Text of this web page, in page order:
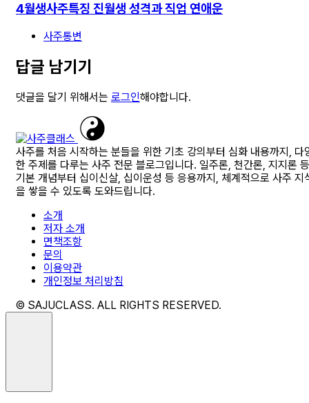
4월생사주특징 진월생 성격과 직업 연애운
사주통변
답글 남기기
댓글을 달기 위해서는 로그인해야합니다.
사주를 처음 시작하는 분들을 위한 기초 강의부터 심화 내용까지, 다
한 주제를 다루는 사주 전문 블로그입니다. 일주론, 천간론, 지지론 등
기본 개념부터 십이신살, 십이운성 등 응용까지, 체계적으로 사주 지
을 쌓을 수 있도록 도와드립니다.
소개
저자 소개
면책조항
문의
이용약관
개인정보 처리방침
© SAJUCLASS. ALL RIGHTS RESERVED.